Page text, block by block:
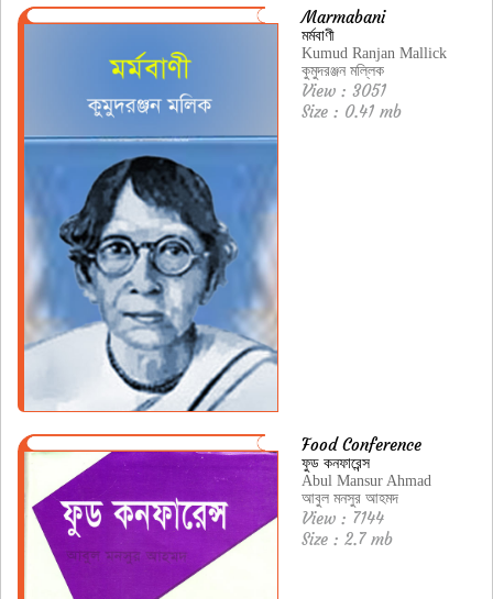
Marmabani
মর্মবাণী
Kumud Ranjan Mallick
কুমুদরঞ্জন মল্লিক
View : 3051
Size : 0.41 mb
Food Conference
ফুড কনফারেন্স
Abul Mansur Ahmad
আবুল মনসুর আহমদ
View : 7144
Size : 2.7 mb